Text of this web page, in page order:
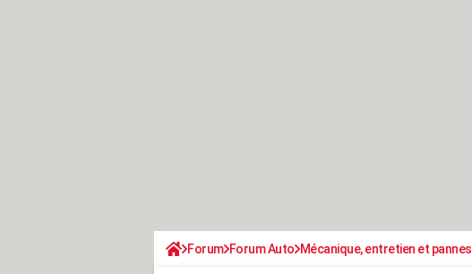
Forum Forum Auto Mécanique, entretien et pannes